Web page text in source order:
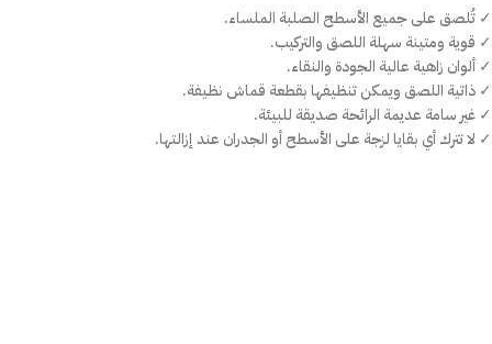
✓ تُلصق على جميع الأسطح الصلبة الملساء.
✓ قوية ومتينة سهلة اللصق والتركيب.
✓ ألوان زاهية عالية الجودة والنقاء.
✓ ذاتية اللصق ويمكن تنظيفها بقطعة قماش نظيفة.
✓ غير سامة عديمة الرائحة صديقة للبيئة.
✓ لا تترك أي بقايا لزجة على الأسطح أو الجدران عند إزالتها.